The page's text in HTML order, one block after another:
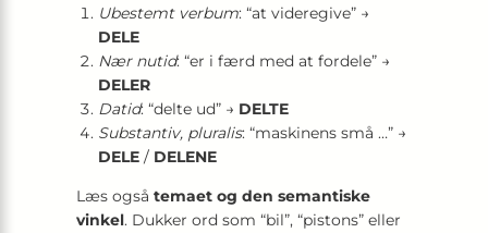
Ubestemt verbum: “at videregive” →
DELE
Nær nutid: “er i færd med at fordele” →
DELER
Datid: “delte ud” → DELTE
Substantiv, pluralis: “maskinens små …” →
DELE / DELENE
Læs også temaet og den semantiske
vinkel. Dukker ord som “bil”, “pistons” eller